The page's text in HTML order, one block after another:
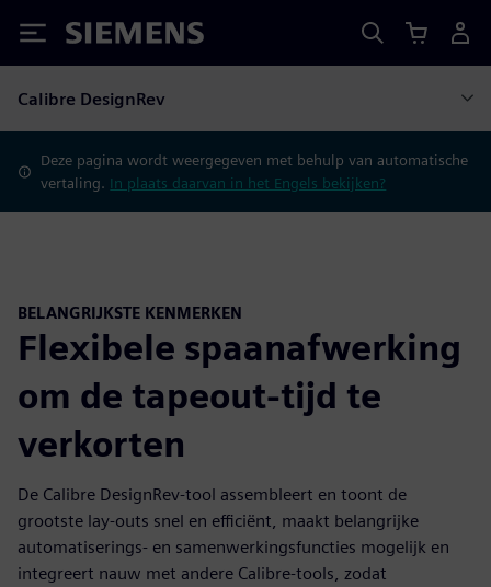
Siemens
Calibre DesignRev
Deze pagina wordt weergegeven met behulp van automatische
vertaling. In plaats daarvan in het Engels bekijken?
BELANGRIJKSTE KENMERKEN
Flexibele spaanafwerking
om de tapeout-tijd te
verkorten
De Calibre DesignRev-tool assembleert en toont de
grootste lay-outs snel en efficiënt, maakt belangrijke
automatiserings- en samenwerkingsfuncties mogelijk en
integreert nauw met andere Calibre-tools, zodat